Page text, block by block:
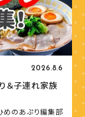
2026.8.6
＆子連れ家族
めのあぷり編集部